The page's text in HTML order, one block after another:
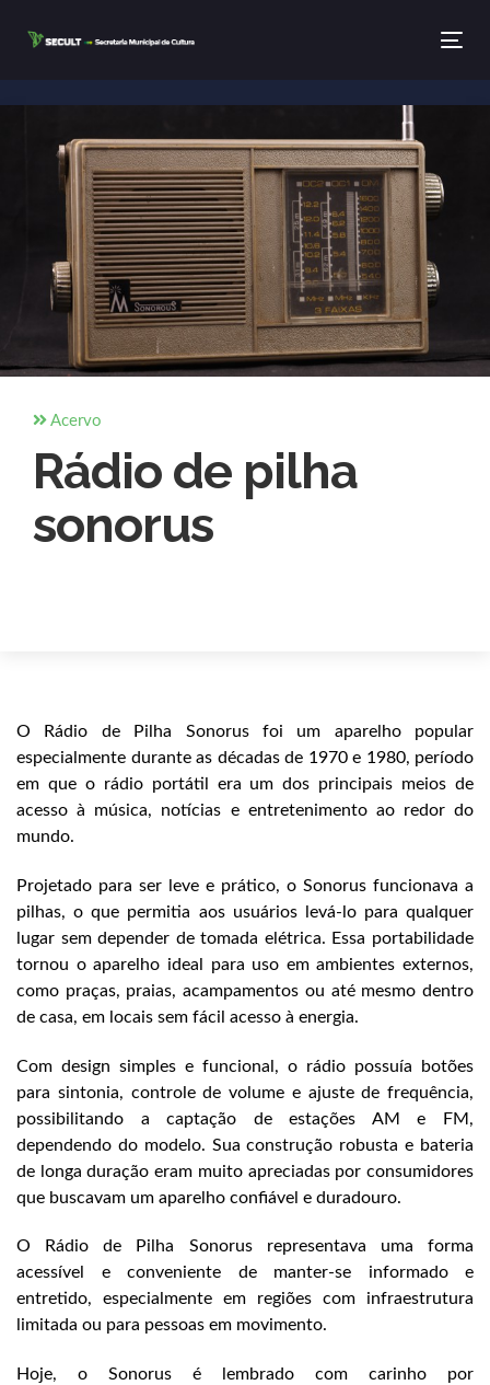
Acervo
Rádio de pilha
sonorus
O Rádio de Pilha Sonorus foi um aparelho popular
especialmente durante as décadas de 1970 e 1980, período
em que o rádio portátil era um dos principais meios de
acesso à música, notícias e entretenimento ao redor do
mundo.
Projetado para ser leve e prático, o Sonorus funcionava a
pilhas, o que permitia aos usuários levá-lo para qualquer
lugar sem depender de tomada elétrica. Essa portabilidade
tornou o aparelho ideal para uso em ambientes externos,
como praças, praias, acampamentos ou até mesmo dentro
de casa, em locais sem fácil acesso à energia.
Com design simples e funcional, o rádio possuía botões
para sintonia, controle de volume e ajuste de frequência,
possibilitando a captação de estações AM e FM,
dependendo do modelo. Sua construção robusta e bateria
de longa duração eram muito apreciadas por consumidores
que buscavam um aparelho confiável e duradouro.
O Rádio de Pilha Sonorus representava uma forma
acessível e conveniente de manter-se informado e
entretido, especialmente em regiões com infraestrutura
limitada ou para pessoas em movimento.
Hoje, o Sonorus é lembrado com carinho por